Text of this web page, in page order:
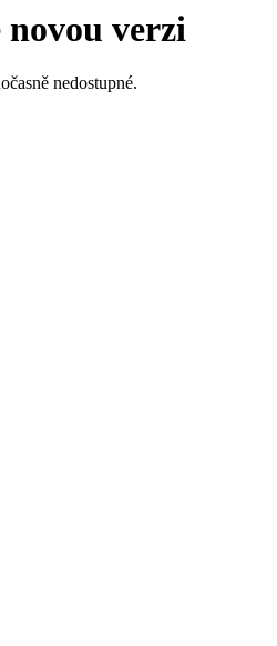
verzi
nedostupné.